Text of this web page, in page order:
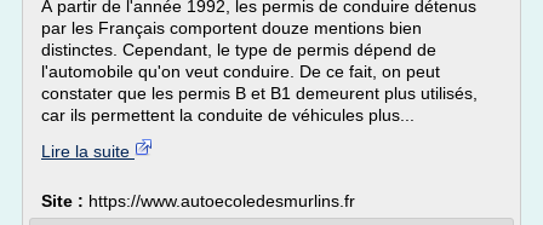
À partir de l'année 1992, les permis de conduire détenus
par les Français comportent douze mentions bien
distinctes. Cependant, le type de permis dépend de
l'automobile qu'on veut conduire. De ce fait, on peut
constater que les permis B et B1 demeurent plus utilisés,
car ils permettent la conduite de véhicules plus...
Lire la suite
Site : https://www.autoecoledesmurlins.fr